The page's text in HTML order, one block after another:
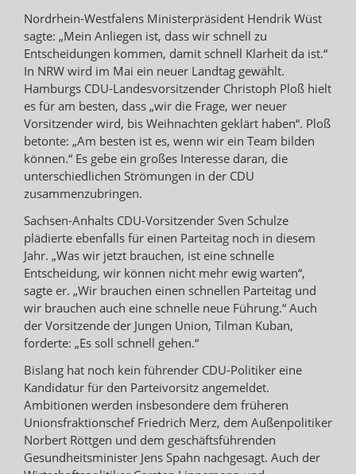
Nordrhein-Westfalens Ministerpräsident Hendrik Wüst
sagte: „Mein Anliegen ist, dass wir schnell zu
Entscheidungen kommen, damit schnell Klarheit da ist.“
In NRW wird im Mai ein neuer Landtag gewählt.
Hamburgs CDU-Landesvorsitzender Christoph Ploß hielt
es für am besten, dass „wir die Frage, wer neuer
Vorsitzender wird, bis Weihnachten geklärt haben“. Ploß
betonte: „Am besten ist es, wenn wir ein Team bilden
können.“ Es gebe ein großes Interesse daran, die
unterschiedlichen Strömungen in der CDU
zusammenzubringen.
Sachsen-Anhalts CDU-Vorsitzender Sven Schulze
plädierte ebenfalls für einen Parteitag noch in diesem
Jahr. „Was wir jetzt brauchen, ist eine schnelle
Entscheidung, wir können nicht mehr ewig warten“,
sagte er. „Wir brauchen einen schnellen Parteitag und
wir brauchen auch eine schnelle neue Führung.“ Auch
der Vorsitzende der Jungen Union, Tilman Kuban,
forderte: „Es soll schnell gehen.“
Bislang hat noch kein führender CDU-Politiker eine
Kandidatur für den Parteivorsitz angemeldet.
Ambitionen werden insbesondere dem früheren
Unionsfraktionschef Friedrich Merz, dem Außenpolitiker
Norbert Röttgen und dem geschäftsführenden
Gesundheitsminister Jens Spahn nachgesagt. Auch der